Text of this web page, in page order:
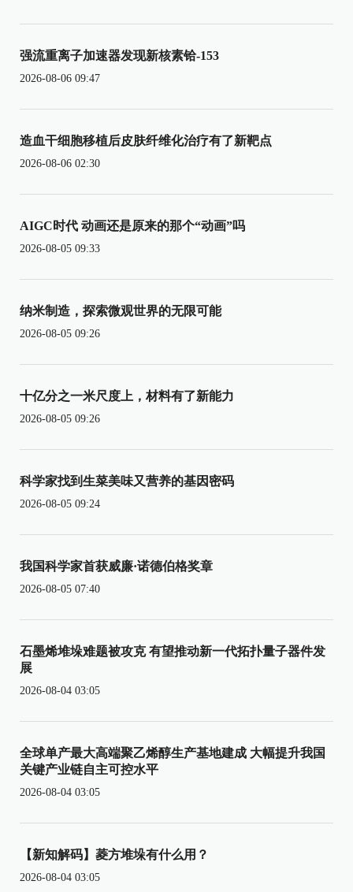
强流重离子加速器发现新核素铪-153
2026-08-06 09:47
造血干细胞移植后皮肤纤维化治疗有了新靶点
2026-08-06 02:30
AIGC时代 动画还是原来的那个“动画”吗
2026-08-05 09:33
纳米制造，探索微观世界的无限可能
2026-08-05 09:26
十亿分之一米尺度上，材料有了新能力
2026-08-05 09:26
科学家找到生菜美味又营养的基因密码
2026-08-05 09:24
我国科学家首获威廉·诺德伯格奖章
2026-08-05 07:40
石墨烯堆垛难题被攻克 有望推动新一代拓扑量子器件发
展
2026-08-04 03:05
全球单产最大高端聚乙烯醇生产基地建成 大幅提升我国
关键产业链自主可控水平
2026-08-04 03:05
【新知解码】菱方堆垛有什么用？
2026-08-04 03:05